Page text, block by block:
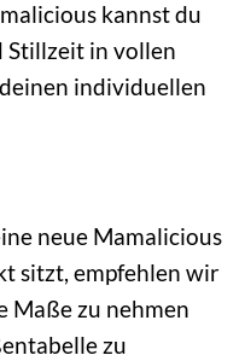
kannst du
Stillzeit in vollen
individuellen
neue Mamalicious
sitzt, empfehlen wir
Maße zu nehmen
zu